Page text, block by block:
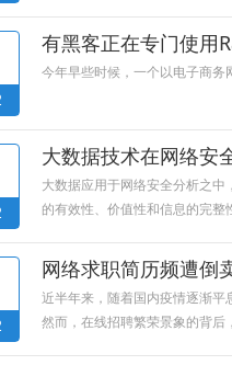
有黑客正在专门使用
今年早些时候，一个以电子商务
大数据技术在网络安
大数据应用于网络安全分析之
的有效性、价值性和信息的完整
网络求职简历频遭倒
近半年来，随着国内疫情逐渐平
然而，在线招聘繁荣景象的背后